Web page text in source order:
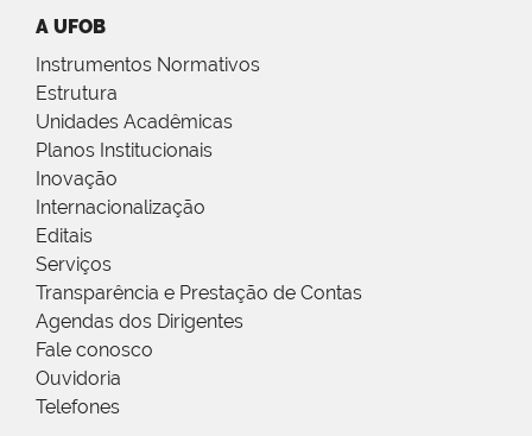
A UFOB
Instrumentos Normativos
Estrutura
Unidades Acadêmicas
Planos Institucionais
Inovação
Internacionalização
Editais
Serviços
Transparência e Prestação de Contas
Agendas dos Dirigentes
Fale conosco
Ouvidoria
Telefones